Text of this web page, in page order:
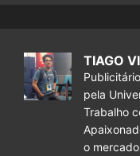
TIAGO
pela
Trabalho
o